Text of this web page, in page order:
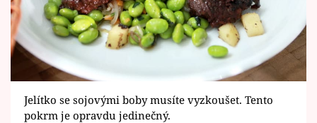
Jelítko se sojovými boby musíte vyzkoušet. Tento
pokrm je opravdu jedinečný.